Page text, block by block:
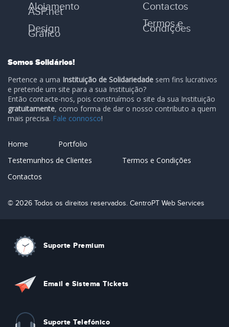
Alojamento
ASP.net
Design
Gráfico
Contactos
Termos e
Condições
Somos Solidários!
Pertence a uma Instituição de Solidariedade sem fins lucrativos
e pretende um site para a sua Instituição?
Então contacte-nos, pois construímos o site da sua Instituição
gratuitamente, como forma de dar o nosso contributo a quem
mais precisa. Fale connosco!
Home
Portfolio
Testemunhos de Clientes
Termos e Condições
Contactos
© 2026 Todos os direitos reservados. CentroPT Web Services
Suporte Premium
Email e Sistema Tickets
Suporte Telefónico